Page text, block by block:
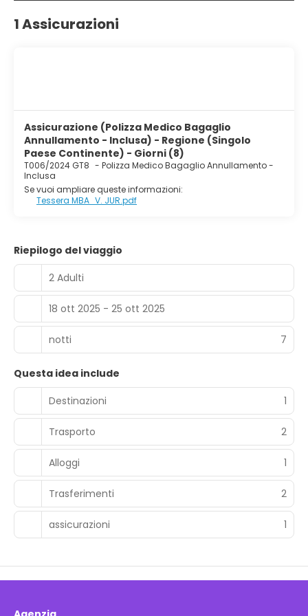
1 Assicurazioni
Assicurazione (Polizza Medico Bagaglio
Annullamento - Inclusa) - Regione (Singolo
Paese Continente) - Giorni (8)
T006/2024 GT8 - Polizza Medico Bagaglio Annullamento -
Inclusa
Se vuoi ampliare queste informazioni:
Tessera MBA_V. JUR.pdf
Riepilogo del viaggio
2 Adulti
18 ott 2025 - 25 ott 2025
notti 7
Questa idea include
Destinazioni
1
Trasporto 2
Alloggi 1
Trasferimenti 2
assicurazioni 1